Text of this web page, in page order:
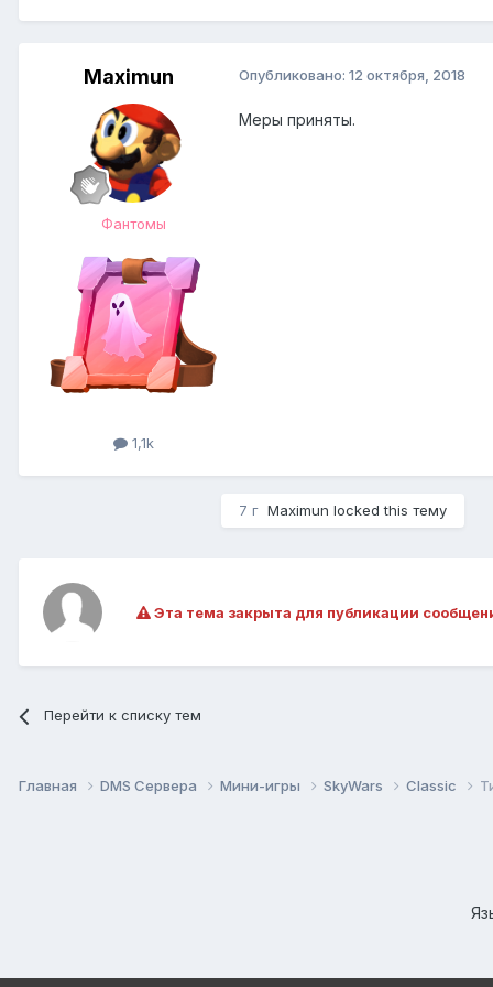
Maximun
Фантомы
1,1k
Опубликовано: 12 октября, 2018
Меры приняты.
7 г Maximun locked this тему
Эта тема закрыта для публикации
Перейти к списку тем
Главная DMS Сервера Мини-игры SkyWars Classic